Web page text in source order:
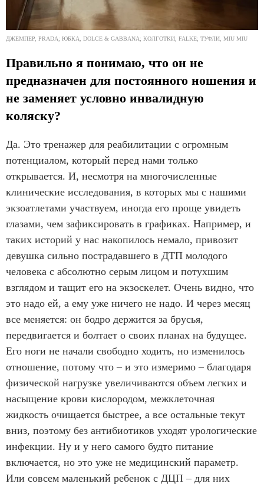
ДЖЕМПЕР, PRADA; ЮБКА, DOLCE & GABBANA; КОЛГОТКИ, FALKE; ТУФЛИ, MIU MIU
Правильно я понимаю, что он не
предназначен для постоянного ношения и
не заменяет условно инвалидную
коляску?
Да. Это тренажер для реабилитации с огромным
потенциалом, который перед нами только
открывается. И, несмотря на многочисленные
клинические исследования, в которых мы с нашими
экзоатлетами участвуем, иногда его проще увидеть
глазами, чем зафиксировать в графиках. Например, и
таких историй у нас накопилось немало, привозит
девушка сильно пострадавшего в ДТП молодого
человека с абсолютно серым лицом и потухшим
взглядом и тащит его на экзоскелет. Очень видно, что
это надо ей, а ему уже ничего не надо. И через месяц
все меняется: он бодро держится за брусья,
передвигается и болтает о своих планах на будущее.
Его ноги не начали свободно ходить, но изменилось
отношение, потому что – и это измеримо – благодаря
физической нагрузке увеличиваются объем легких и
насыщение крови кислородом, межклеточная
жидкость очищается быстрее, а все остальные текут
вниз, поэтому без антибиотиков уходят урологические
инфекции. Ну и у него самого будто питание
включается, но это уже не медицинский параметр.
Или совсем маленький ребенок с ДЦП – для них